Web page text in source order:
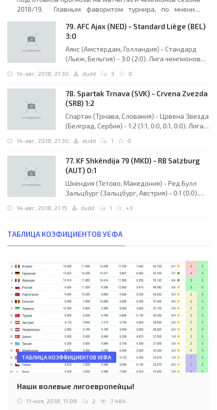
2018/19. Главным фаворитом турнира, по мнению
Команда Пепа Гвардиолы в прошлом сезоне дошла до...
79. AFC Ajax (NED) - Standard Liège (BEL)
3:0
Аякс (Амстердам, Голландия) - Стандард
(Льеж, Бельгия) - 3:0 (2:0). Лига чемпионов
3-й квалификационный раунд. 2-й матч. 14
Амстердам, Голландия. Переменная
облачность. +19°C. Стадион «Йохан Кройф
Арена (Амстердам
14-авг, 2018, 21:30 dudd 3 0
78. Spartak Trnava (SVK) - Crvena Zvezda
(SRB) 1:2
Спартак (Трнава, Словакия) - Црвена Звезда
(Белград, Сербия) - 1:2 (1:1, 0:0, 0:1, 0:0). Лига
Квалификационный этап. 3-й
августа 2018 года, вторник. 19:30 СЕТ.
Трнава, Словакия. Дождь. +22°C. Стадион
Антон Малатински. 18032 зрителя (94%
14-авг, 2018, 21:30 dudd 1 0
77. KF Shkëndija 79 (MKD) - RB Salzburg
(AUT) 0:1
Шкендия (Тетово, Македония) - Ред Булл
Зальцбург (Зальцбург, Австрия) - 0:1 (0:0).
Квалификационный этап. 3-й
августа 2018 года, вторник. 19:15 СЕТ. Скопье,
14-авг, 2018, 21:15 dudd 1 +3
ТАБЛИЦА КОЭФИЦИЕНТОВ УЕФА
ТАБЛИЦА КОЭФФИЦИЕНТОВ УЕФА
Наши волевые лигоевропейцы!
11-ноя, 2018, 11:08 2 7 464